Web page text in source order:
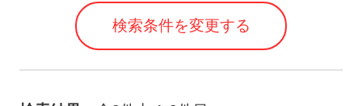
検索条件を変更する